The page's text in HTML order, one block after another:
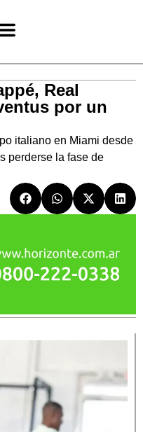
Real
por un
italiano en Miami desde
perderse la fase de